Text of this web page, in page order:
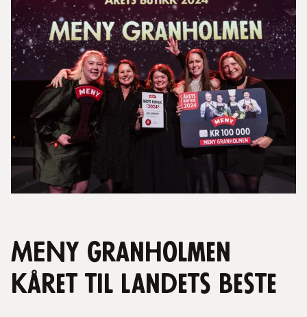
MENY Granholmen
kåret til landets beste